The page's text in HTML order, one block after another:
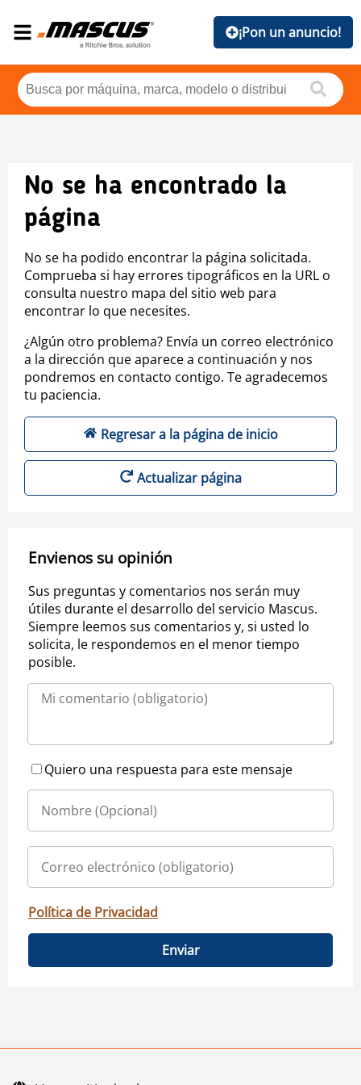
¡Pon un anuncio!
No se ha encontrado la
página
No se ha podido encontrar la página solicitada.
Comprueba si hay errores tipográficos en la URL o
consulta nuestro mapa del sitio web para
encontrar lo que necesites.
¿Algún otro problema? Envía un correo electrónico
a la dirección que aparece a continuación y nos
pondremos en contacto contigo. Te agradecemos
tu paciencia.
Regresar a la página de inicio
Actualizar página
Envienos su opinión
Sus preguntas y comentarios nos serán muy
útiles durante el desarrollo del servicio Mascus.
Siempre leemos sus comentarios y, si usted lo
solicita, le respondemos en el menor tiempo
posible.
Quiero una respuesta para este mensaje
Política de Privacidad
Enviar